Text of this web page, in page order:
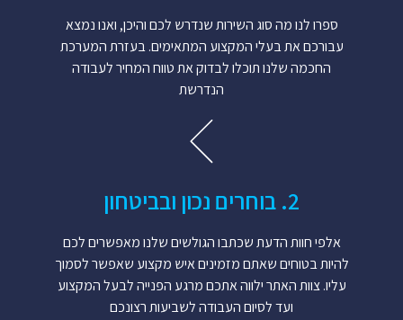
ספרו לנו מה סוג השירות שנדרש לכם והיכן, ואנו נמצא
עבורכם את בעלי המקצוע המתאימים. בעזרת המערכת
החכמה שלנו תוכלו לבדוק את טווח המחיר לעבודה
הנדרשת
2. בוחרים נכון ובביטחון
אלפי חוות הדעת שכתבו הגולשים שלנו מאפשרים לכם
להיות בטוחים שאתם מזמינים איש מקצוע שאפשר לסמוך
עליו. צוות האתר ילווה אתכם מרגע הפנייה לבעל המקצוע
ועד לסיום העבודה לשביעות רצונכם